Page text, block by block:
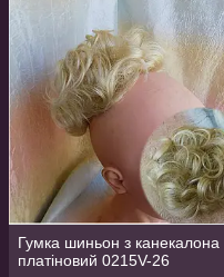
Гумка шиньон з канекалона
платіновий 0215V-26